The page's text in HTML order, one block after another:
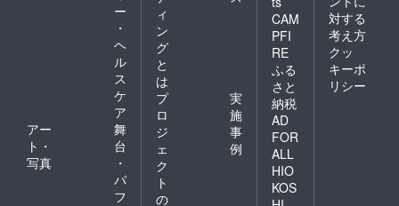
ー
・
ヘ
ル
ス
ケ
ア
アー
ト・
写真
舞
台
・
パ
フ
ィ
ン
グ
と
は
プ
ロ
ジ
ェ
ク
ト
の
実
施
事
例
CAM
PFI
RE
ふる
さと
納税
AD
FOR
ALL
HIO
KOS
対する
考え方
クッ
キーポ
リシー